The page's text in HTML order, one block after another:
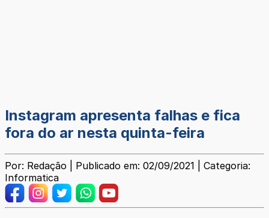
Instagram apresenta falhas e fica
fora do ar nesta quinta-feira
Por: Redação | Publicado em: 02/09/2021 | Categoria:
Informatica